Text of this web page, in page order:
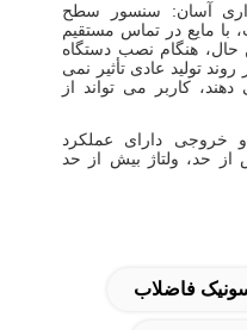
آسان: سنسور سطح
با مایع در تماس مستقیم
هنگام نصب دستگاه
تولید عادی تأثیر نمی
کاربر می تواند از
دارای عملکرد
حد، ولتاژ بیش از حد